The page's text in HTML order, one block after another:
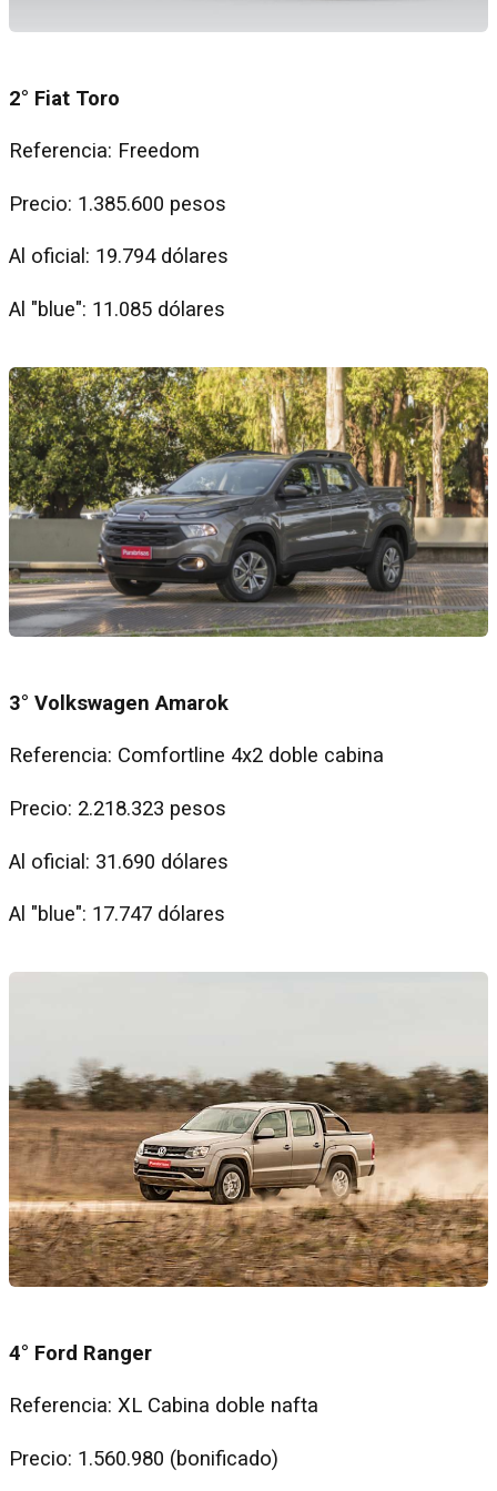
2° Fiat Toro
Referencia: Freedom
Precio: 1.385.600 pesos
Al oficial: 19.794 dólares
Al "blue": 11.085 dólares
3° Volkswagen Amarok
Referencia: Comfortline 4x2 doble cabina
Precio: 2.218.323 pesos
Al oficial: 31.690 dólares
Al "blue": 17.747 dólares
4° Ford Ranger
Referencia: XL Cabina doble nafta
Precio: 1.560.980 (bonificado)